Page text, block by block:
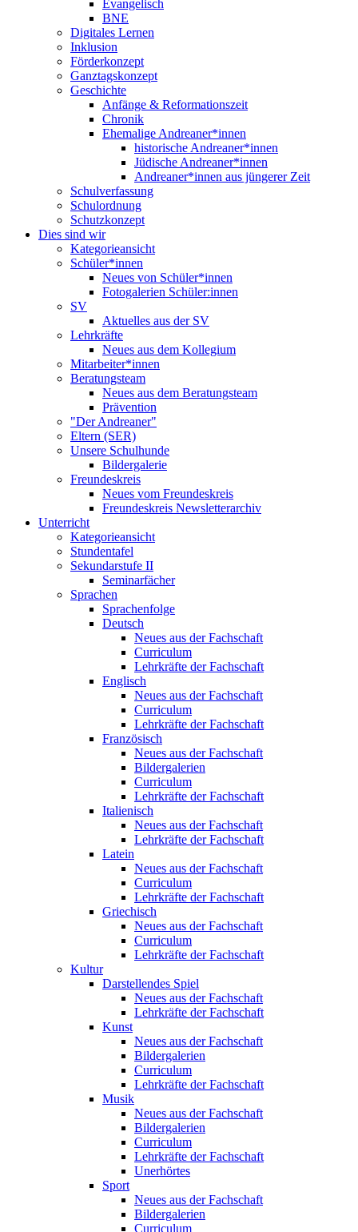
Evangelisch
BNE
Digitales Lernen
Inklusion
Förderkonzept
Ganztagskonzept
Geschichte
Anfänge & Reformationszeit
Chronik
Ehemalige Andreaner*innen
historische Andreaner*innen
Jüdische Andreaner*innen
Andreaner*innen aus jüngerer Zeit
Schulverfassung
Schulordnung
Schutzkonzept
Dies sind wir
Kategorieansicht
Schüler*innen
Neues von Schüler*innen
Fotogalerien Schüler:innen
SV
Aktuelles aus der SV
Lehrkräfte
Neues aus dem Kollegium
Mitarbeiter*innen
Beratungsteam
Neues aus dem Beratungsteam
Prävention
"Der Andreaner"
Eltern (SER)
Unsere Schulhunde
Bildergalerie
Freundeskreis
Neues vom Freundeskreis
Freundeskreis Newsletterarchiv
Unterricht
Kategorieansicht
Stundentafel
Sekundarstufe II
Seminarfächer
Sprachen
Sprachenfolge
Deutsch
Neues aus der Fachschaft
Curriculum
Lehrkräfte der Fachschaft
Englisch
Neues aus der Fachschaft
Curriculum
Lehrkräfte der Fachschaft
Französisch
Neues aus der Fachschaft
Bildergalerien
Curriculum
Lehrkräfte der Fachschaft
Italienisch
Neues aus der Fachschaft
Lehrkräfte der Fachschaft
Latein
Neues aus der Fachschaft
Curriculum
Lehrkräfte der Fachschaft
Griechisch
Neues aus der Fachschaft
Curriculum
Lehrkräfte der Fachschaft
Kultur
Darstellendes Spiel
Neues aus der Fachschaft
Lehrkräfte der Fachschaft
Kunst
Neues aus der Fachschaft
Bildergalerien
Curriculum
Lehrkräfte der Fachschaft
Musik
Neues aus der Fachschaft
Bildergalerien
Curriculum
Lehrkräfte der Fachschaft
Unerhörtes
Sport
Neues aus der Fachschaft
Bildergalerien
Curriculum